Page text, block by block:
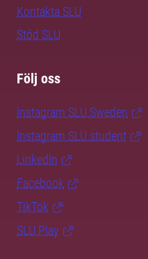
Kontakta SLU
Stöd SLU
Följ oss
Instagram SLU.Sweden
Instagram SLU.student
LinkedIn
Facebook
TikTok
SLU Play